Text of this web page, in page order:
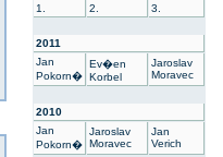
1. 2. 3.
2011
Jan
Pokorn�
Ev�en
Korbel
Jaroslav
Moravec
2010
Jan
Pokorn�
Jaroslav
Moravec
Jan
Verich